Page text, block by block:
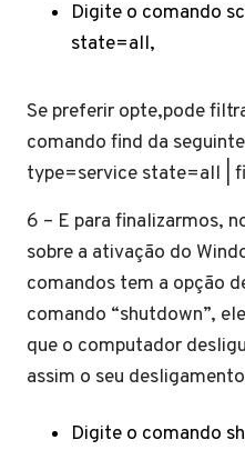
Digite o comando
state=all,
Se preferir opte,pode
comando find da
type=service state=all |
6 – E para finalizarmos,
sobre a ativação do
comandos tem a opção
comando “shutdown”,
que o computador
assim o seu
Digite o comando